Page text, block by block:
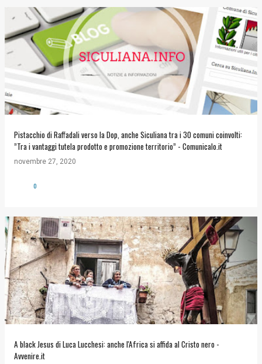
Pistacchio di Raffadali verso la Dop, anche Siculiana tra i 30 comuni coinvolti:
”Tra i vantaggi tutela prodotto e promozione territorio” - Comunicalo.it
novembre 27, 2020
0
A black Jesus di Luca Lucchesi: anche l'Africa si affida al Cristo nero -
Avvenire.it